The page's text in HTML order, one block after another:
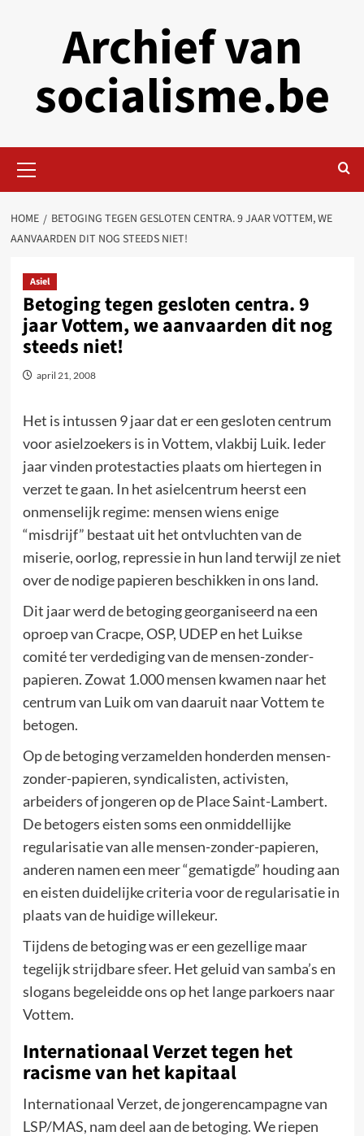
Archief van
socialisme.be
Menu
HOME
BETOGING TEGEN GESLOTEN CENTRA. 9 JAAR VOTTEM, WE
AANVAARDEN DIT NOG STEEDS NIET!
Asiel
Betoging tegen gesloten centra. 9
jaar Vottem, we aanvaarden dit nog
steeds niet!
april 21, 2008
Het is intussen 9 jaar dat er een gesloten centrum
voor asielzoekers is in Vottem, vlakbij Luik. Ieder
jaar vinden protestacties plaats om hiertegen in
verzet te gaan. In het asielcentrum heerst een
onmenselijk regime: mensen wiens enige
“misdrijf” bestaat uit het ontvluchten van de
miserie, oorlog, repressie in hun land terwijl ze niet
over de nodige papieren beschikken in ons land.
Dit jaar werd de betoging georganiseerd na een
oproep van Cracpe, OSP, UDEP en het Luikse
comité ter verdediging van de mensen-zonder-
papieren. Zowat 1.000 mensen kwamen naar het
centrum van Luik om van daaruit naar Vottem te
betogen.
Op de betoging verzamelden honderden mensen-
zonder-papieren, syndicalisten, activisten,
arbeiders of jongeren op de Place Saint-Lambert.
De betogers eisten soms een onmiddellijke
regularisatie van alle mensen-zonder-papieren,
anderen namen een meer “gematigde” houding aan
en eisten duidelijke criteria voor de regularisatie in
plaats van de huidige willekeur.
Tijdens de betoging was er een gezellige maar
tegelijk strijdbare sfeer. Het geluid van samba’s en
slogans begeleidde ons op het lange parkoers naar
Vottem.
Internationaal Verzet tegen het
racisme van het kapitaal
Internationaal Verzet, de jongerencampagne van
LSP/MAS, nam deel aan de betoging. We riepen